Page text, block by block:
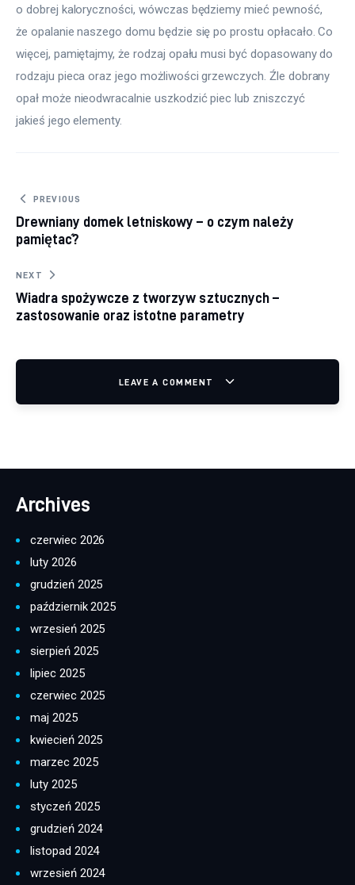
o dobrej kaloryczności, wówczas będziemy mieć pewność,
że opalanie naszego domu będzie się po prostu opłacało. Co
więcej, pamiętajmy, że rodzaj opału musi być dopasowany do
rodzaju pieca oraz jego możliwości grzewczych. Źle dobrany
opał może nieodwracalnie uszkodzić piec lub zniszczyć
jakieś jego elementy.
Nawigacja wpisu
PREVIOUS
Drewniany domek letniskowy – o czym należy
pamiętać?
NEXT
Wiadra spożywcze z tworzyw sztucznych –
zastosowanie oraz istotne parametry
LEAVE A COMMENT
Archives
czerwiec 2026
luty 2026
grudzień 2025
październik 2025
wrzesień 2025
sierpień 2025
lipiec 2025
czerwiec 2025
maj 2025
kwiecień 2025
marzec 2025
luty 2025
styczeń 2025
grudzień 2024
listopad 2024
wrzesień 2024